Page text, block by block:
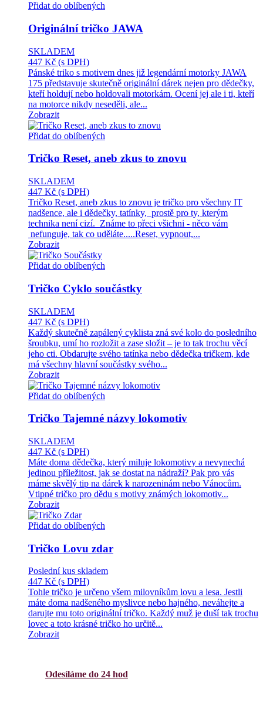
Přidat do oblíbených
Originální tričko JAWA
SKLADEM
447 Kč (s DPH)
Pánské triko s motivem dnes již legendární motorky JAWA
175 představuje skutečně originální dárek nejen pro dědečky,
kteří holdují nebo holdovali motorkám. Ocení jej ale i ti, kteří
na motorce nikdy neseděli, ale...
Zobrazit
Přidat do oblíbených
Tričko Reset, aneb zkus to znovu
SKLADEM
447 Kč (s DPH)
Tričko Reset, aneb zkus to znovu je tričko pro všechny IT
nadšence, ale i dědečky, tatínky, prostě pro ty, kterým
technika není cizí. Známe to přeci všichni - něco vám
nefunguje, tak co uděláte.....Reset, vypnout,...
Zobrazit
Přidat do oblíbených
Tričko Cyklo součástky
SKLADEM
447 Kč (s DPH)
Každý skutečně zapálený cyklista zná své kolo do posledního
šroubku, umí ho rozložit a zase složit – je to tak trochu věcí
jeho cti. Obdarujte svého tatínka nebo dědečka tričkem, kde
má všechny hlavní součástky svého...
Zobrazit
Přidat do oblíbených
Tričko Tajemné názvy lokomotiv
SKLADEM
447 Kč (s DPH)
Máte doma dědečka, který miluje lokomotivy a nevynechá
jedinou příležitost, jak se dostat na nádraží? Pak pro vás
máme skvělý tip na dárek k narozeninám nebo Vánocům.
Vtipné tričko pro dědu s motivy známých lokomotiv...
Zobrazit
Přidat do oblíbených
Tričko Lovu zdar
Poslední kus skladem
447 Kč (s DPH)
Tohle tričko je určeno všem milovníkům lovu a lesa. Jestli
máte doma nadšeného myslivce nebo hajného, neváhejte a
darujte mu toto originální tričko. Každý muž je duší tak trochu
lovec a toto krásné tričko ho určitě...
Zobrazit
Odesíláme do 24 hod